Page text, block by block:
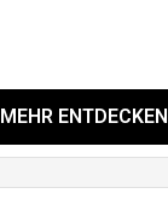
MEHR ENTDECKEN